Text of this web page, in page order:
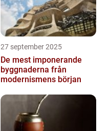
27 september 2025
De mest imponerande
byggnaderna från
modernismens början